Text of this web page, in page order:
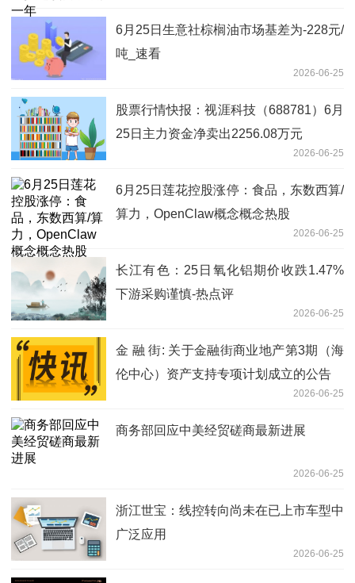
6月25日生意社棕榈油市场基差为-228元/
吨_速看
2026-06-25
股票行情快报：视涯科技（688781）6月
25日主力资金净卖出2256.08万元
2026-06-25
6月25日莲花控股涨停：食品，东数西算/
算力，OpenClaw概念概念热股
2026-06-25
长江有色：25日氧化铝期价收跌1.47%
下游采购谨慎-热点评
2026-06-25
金 融 街: 关于金融街商业地产第3期（海
伦中心）资产支持专项计划成立的公告
2026-06-25
商务部回应中美经贸磋商最新进展
2026-06-25
浙江世宝：线控转向尚未在已上市车型中
广泛应用
2026-06-25